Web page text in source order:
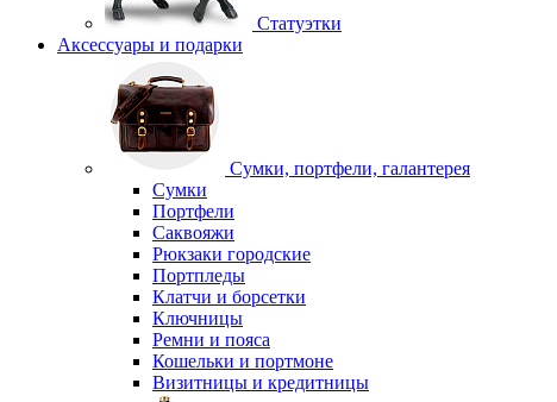
Статуэтки
Аксессуары и подарки
Сумки, портфели, галантерея
Сумки
Портфели
Саквояжи
Рюкзаки городские
Портпледы
Клатчи и борсетки
Ключницы
Ремни и пояса
Кошельки и портмоне
Визитницы и кредитницы